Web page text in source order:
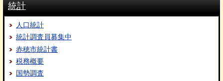
統計
人口統計
統計調査員募集中
赤穂市統計書
税務概要
国勢調査